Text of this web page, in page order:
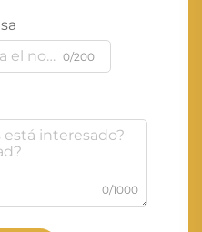
0/200
0/1000